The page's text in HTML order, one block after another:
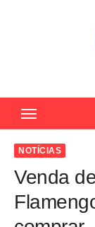
c
NOTÍCIAS
Venda